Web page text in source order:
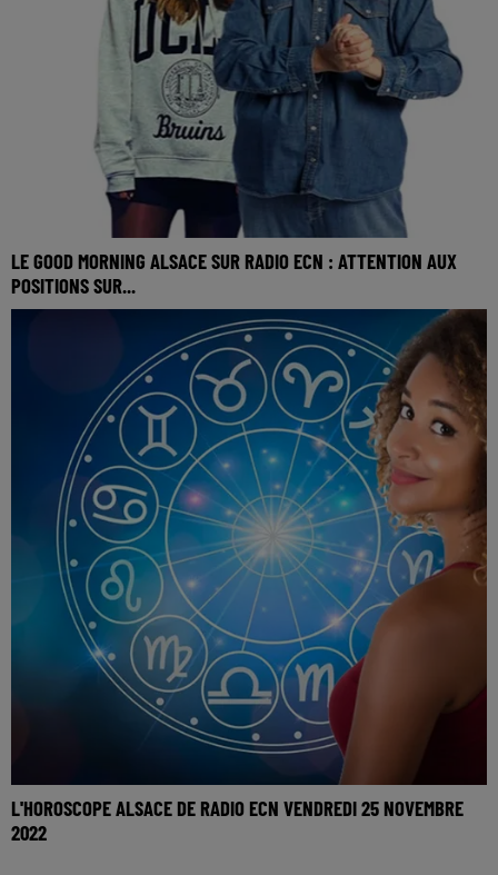
LE GOOD MORNING ALSACE SUR RADIO ECN : ATTENTION AUX
POSITIONS SUR...
L'HOROSCOPE ALSACE DE RADIO ECN VENDREDI 25 NOVEMBRE
2022